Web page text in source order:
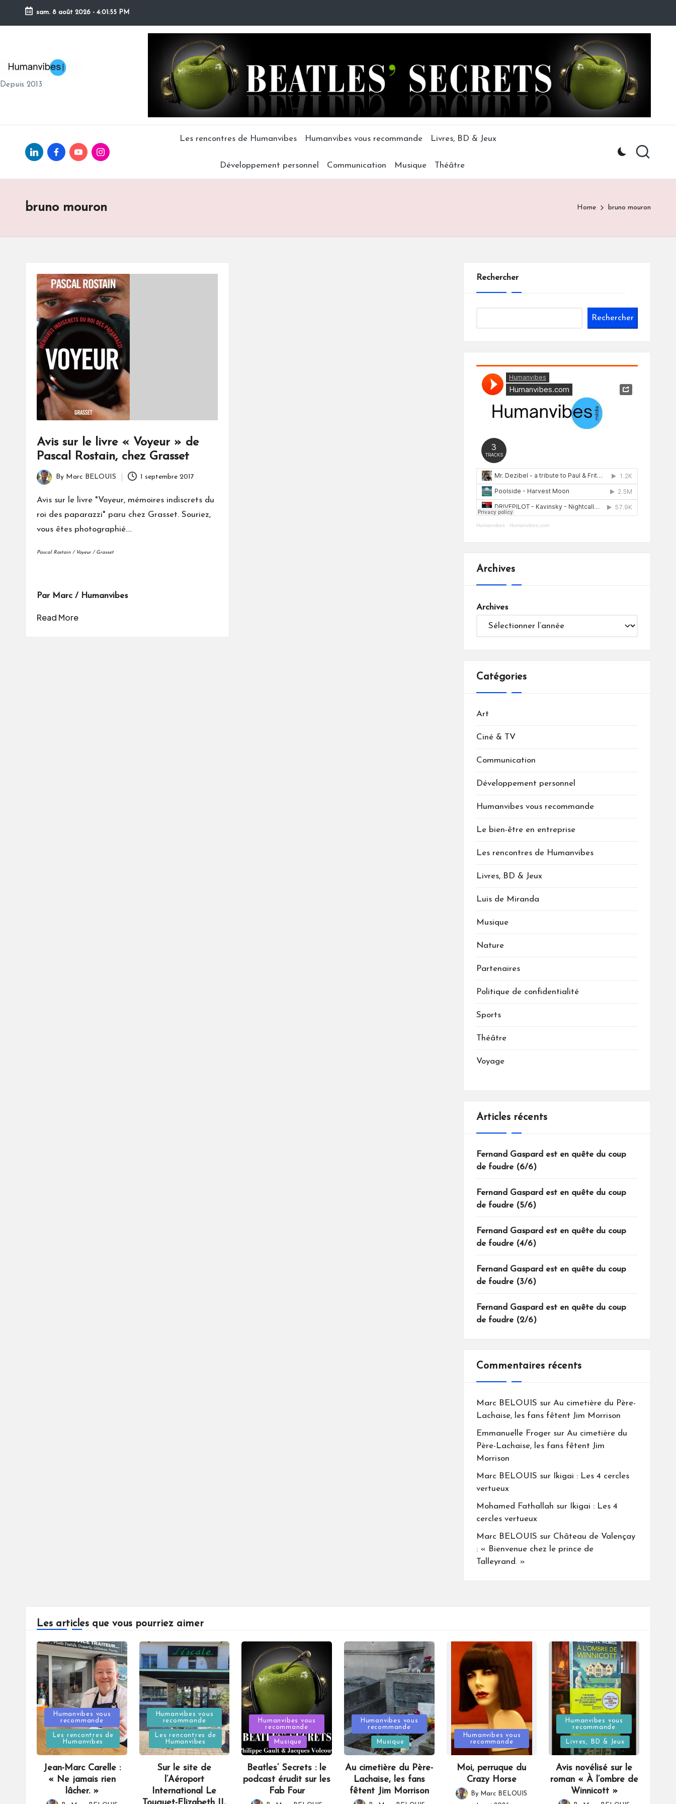
Skip
sam. 8 août 2026 - 4:01:56 PM
H
U
V
Depuis 2013
Linkedin.comfacebook.com
Youtube.comInstagram.com
Les rencontres de Humanvibes Humanvibes vous recommande Livres, BD & Jeux
Développement personnel Communication Musique Théâtre
bruno mouron Home bruno mouron
Avis sur le livre « Voyeur » de
Pascal Rostain, chez Grasset
Posted
by
By Marc BELOUIS 1 septembre 2017
Avis sur le livre "Voyeur, mémoires indiscrets du
roi des paparazzi" paru chez Grasset. Souriez,
vous êtes photographié....
Pascal Rostain / Voyeur / Grasset
Par Marc / Humanvibes
Read More
Rechercher
Rechercher
Humanvibes· Humanvibes.com
Archives
Archives
Catégories
Art
Ciné & TV
Communication
Développement personnel
Humanvibes vous recommande
Le bien-être en entreprise
Les rencontres de Humanvibes
Livres, BD & Jeux
Luis de Miranda
Musique
Nature
Partenaires
Politique de confidentialité
Sports
Théâtre
Voyage
Articles récents
Fernand Gaspard est en quête du coup
de foudre (6/6)
Fernand Gaspard est en quête du coup
de foudre (5/6)
Fernand Gaspard est en quête du coup
de foudre (4/6)
Fernand Gaspard est en quête du coup
de foudre (3/6)
Fernand Gaspard est en quête du coup
de foudre (2/6)
Commentaires récents
Marc BELOUIS sur Au cimetière du Père-
Lachaise, les fans fêtent Jim Morrison
Emmanuelle Frogersur Au cimetière du
Père-Lachaise, les fans fêtent Jim
Morrison
Marc BELOUIS sur
Ikigai : Les 4 cercles
vertueux
Mohamed Fathallah sur
Ikigai : Les 4
cercles vertueux
Marc BELOUIS sur Château de Valençay
: « Bienvenue chez le prince de
Talleyrand. »
Les articles que vous pourriez aimer
Posted
in
Humanvibes vous
recommande
Les rencontres de
Humanvibes
Jean-Marc Carelle :
« Ne jamais rien
lâcher. »
Posted
in
Humanvibes vous
recommande
Les rencontres de
Humanvibes
Sur le site de
l’Aéroport
International Le
Posted
in
Humanvibes vous
recommande
Musique
Beatles’ Secrets : le
podcast érudit sur les
Fab Four
Posted
in
Humanvibes vous
recommande
Musique
Au cimetière du Père-
Lachaise, les fans
fêtent Jim Morrison
Posted
in
Humanvibes vous
recommande
Moi, perruque du
Crazy Horse
Posted
By Marc BELOUIS
Posted
in
Humanvibes vous
recommande
Livres, BD & Jeux
Avis novélisé sur le
roman « À l’ombre de
Winnicott »